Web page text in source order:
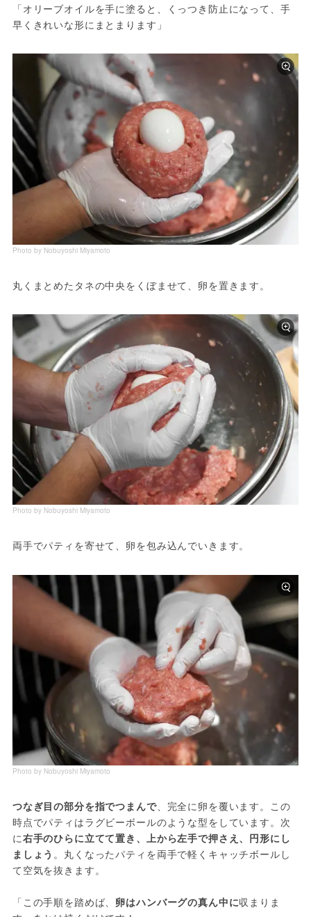
「オリーブオイルを手に塗ると、くっつき防止になって、手
早くきれいな形にまとまります」
Photo by Nobuyoshi Miyamoto
丸くまとめたタネの中央をくぼませて、卵を置きます。
Photo by Nobuyoshi Miyamoto
両手でパティを寄せて、卵を包み込んでいきます。
Photo by Nobuyoshi Miyamoto
つなぎ目の部分を指でつまんで、完全に卵を覆います。この
時点でパティはラグビーボールのような型をしています。次
に右手のひらに立てて置き、上から左手で押さえ、円形にし
ましょう 。丸くなったパティを両手で軽くキャッチボールし
て空気を抜きます。
「この手順を踏めば、 卵はハンバーグの真ん中に収まりま